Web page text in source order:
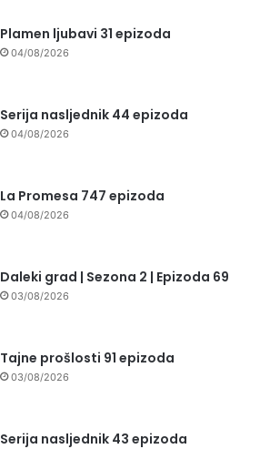
Plamen ljubavi 31 epizoda
04/08/2026
Serija nasljednik 44 epizoda
04/08/2026
La Promesa 747 epizoda
04/08/2026
Daleki grad | Sezona 2 | Epizoda 69
03/08/2026
Tajne prošlosti 91 epizoda
03/08/2026
Serija nasljednik 43 epizoda